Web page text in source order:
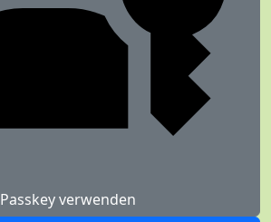
Passkey verwenden